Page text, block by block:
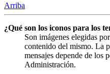
Arriba
¿Qué son los iconos para los
Son imágenes elegidas
contenido del mismo. La
mensajes depende de los
Administración.